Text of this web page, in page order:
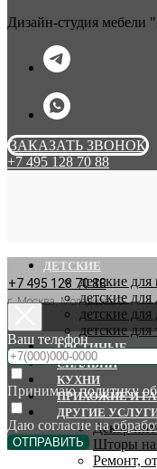
Дизайн-студия мебели
ЗАКАЗАТЬ ЗВОНОК
+7 495 128 70 88
+7 495 128 70 88
г. Москва, Молодцова 9
ДЕТСКИЕ
детские для
детские для
детские для
детские для
ГОСТИНЫЕ
СПАЛЬНИ
КУХНИ
ПРИХОЖИЕ И
ДРУГИЕ
Декор
Шторы на
Ремонт,
Ваш телефон
Принимаюполитику
Даю согласие на
ОТПРАВИТЬ